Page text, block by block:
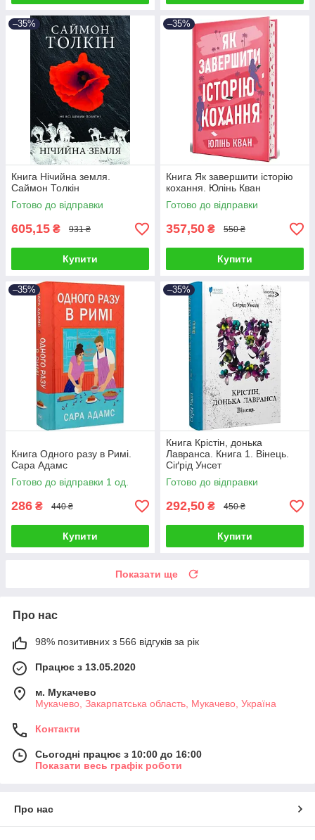
–35%
Книга Нічийна земля.
Саймон Толкін
Готово до відправки
605,15 ₴ 931 ₴
Купити
–35%
Книга Як завершити історію
кохання. Юлінь Кван
Готово до відправки
357,50 ₴ 550 ₴
Купити
–35%
Книга Одного разу в Римі.
Сара Адамс
Готово до відправки 1 од.
286 ₴ 440 ₴
Купити
–35%
Книга Крістін, донька
Лавранса. Книга 1. Вінець.
Сіґрід Унсет
Готово до відправки
292,50 ₴ 450 ₴
Купити
Показати ще
Про нас
98% позитивних з 566 відгуків за рік
Працює з 13.05.2020
м. Мукачево
Мукачево, Закарпатська область, Мукачево, Україна
Контакти
Сьогодні працює з 10:00 до 16:00
Показати весь графік роботи
Про нас